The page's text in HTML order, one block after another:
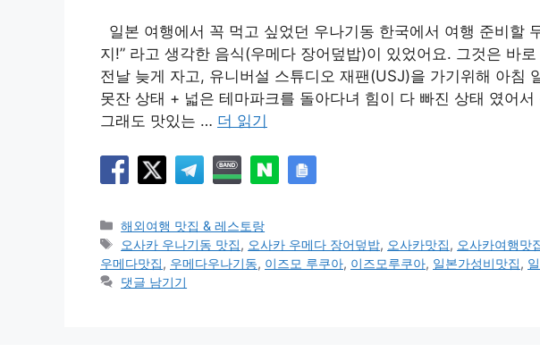
일본 여행에서 꼭 먹고 싶었던 우나기동 한국에서 여행 준비할
지!” 라고 생각한 음식(우메다 장어덮밥)이 있었어요. 그것은 바
전날 늦게 자고, 유니버설 스튜디오 재팬(USJ)을 가기위해 아침
못잔 상태 + 넓은 테마파크를 돌아다녀 힘이 다 빠진 상태 였어
그래도 맛있는 … 더 읽기
카
테
고
리
해외여행 맛집 & 레스토랑
태
그
오사카 우나기동 맛집, 오사카 우메다 장어덮밥, 오사카맛집, 오사카여행맛
우메다맛집, 우메다우나기동, 이즈모 루쿠아, 이즈모루쿠아, 일본가성비맛집,
댓글 남기기